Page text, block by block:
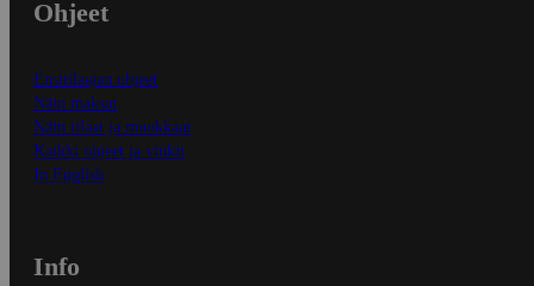
Ohjeet
Ensitilaajan ohjeet
Näin maksat
Näin tilaat ja muokkaat
Kaikki ohjeet ja vinkit
In English
Info